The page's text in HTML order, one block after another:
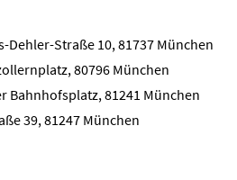
Dehler-Straße 10, 81737 München
80796 München
Bahnhofsplatz, 81241 München
39, 81247 München